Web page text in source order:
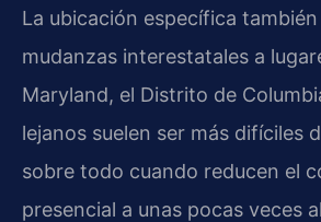
La ubicación específica
mudanzas interestatales a
Maryland, el Distrito de
lejanos suelen ser más difíciles
sobre todo cuando reducen el
presencial a unas pocas veces